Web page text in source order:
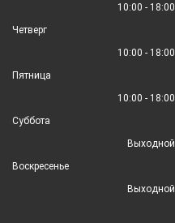
10:00 - 18:00
Четверг
10:00 - 18:00
Пятница
10:00 - 18:00
Суббота
Выходной
Воскресенье
Выходной